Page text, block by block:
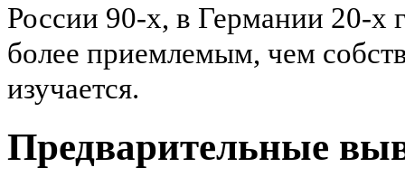
России 90-х, в Германии 20-х
более приемлемым, чем
изучается.
Предварительные